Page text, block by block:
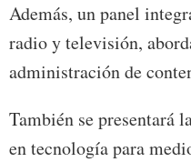
Además, un panel
radio y televisión,
administración de
También se presentará
en tecnología para